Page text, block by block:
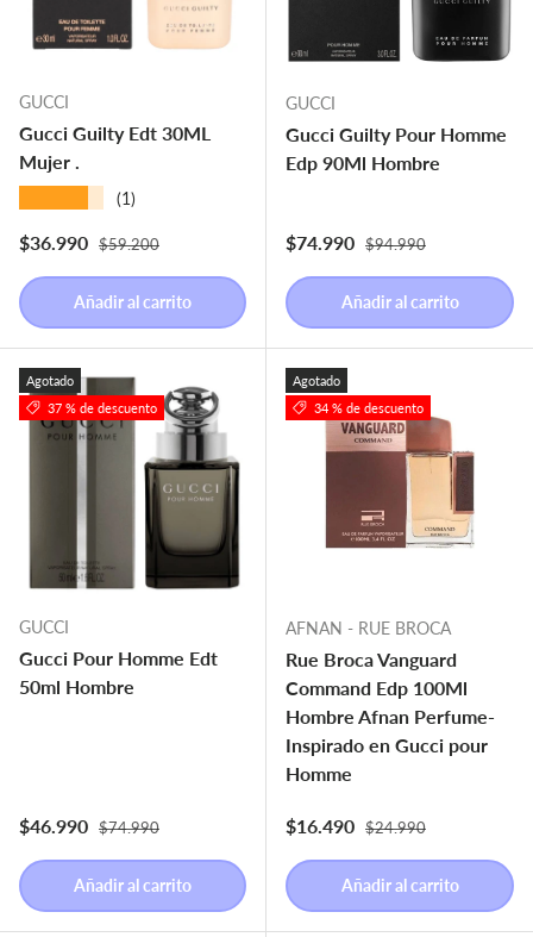
GUCCI
Gucci Guilty Edt 30ML
Mujer .
(1)
Precio de venta
$36.990 Precio normal
$59.200
Añadir al carrito
GUCCI
Gucci Guilty Pour Homme
Edp 90Ml Hombre
Precio de venta
$74.990 Precio normal
$94.990
Añadir al carrito
Agotado
37 % de descuento
GUCCI
Gucci Pour Homme Edt
50ml Hombre
Precio de venta
$46.990 Precio normal
$74.990
Añadir al carrito
Agotado
34 % de descuento
AFNAN - RUE BROCA
Rue Broca Vanguard
Command Edp 100Ml
Hombre Afnan Perfume-
Inspirado en Gucci pour
Homme
Precio de venta
$16.490 Precio normal
$24.990
Añadir al carrito